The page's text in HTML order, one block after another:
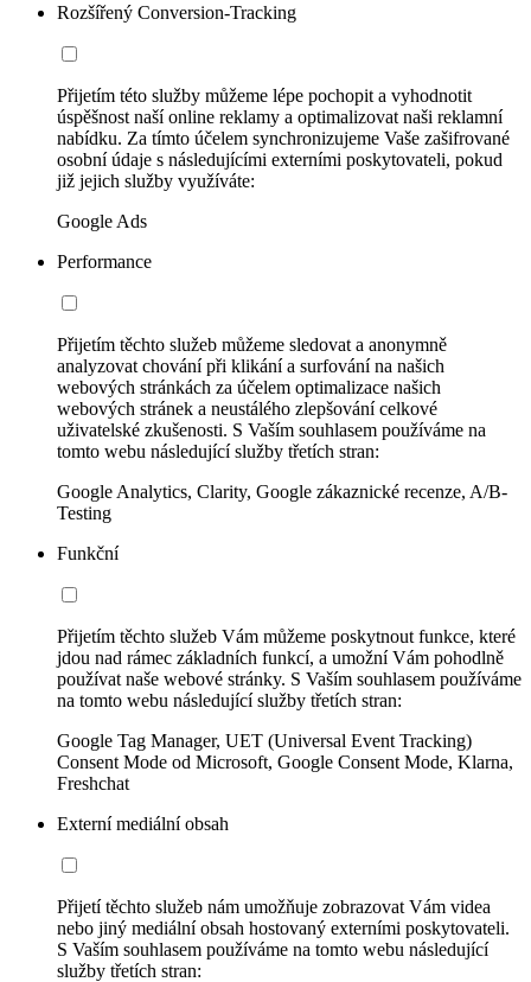
Rozšířený Conversion-Tracking
Přijetím této služby můžeme lépe pochopit a vyhodnotit
úspěšnost naší online reklamy a optimalizovat naši reklamní
nabídku. Za tímto účelem synchronizujeme Vaše zašifrované
osobní údaje s následujícími externími poskytovateli, pokud
již jejich služby využíváte:
Google Ads
Performance
Přijetím těchto služeb můžeme sledovat a anonymně
analyzovat chování při klikání a surfování na našich
webových stránkách za účelem optimalizace našich
webových stránek a neustálého zlepšování celkové
uživatelské zkušenosti. S Vaším souhlasem používáme na
tomto webu následující služby třetích stran:
Google Analytics, Clarity, Google zákaznické recenze, A/B-
Testing
Funkční
Přijetím těchto služeb Vám můžeme poskytnout funkce, které
jdou nad rámec základních funkcí, a umožní Vám pohodlně
používat naše webové stránky. S Vaším souhlasem používáme
na tomto webu následující služby třetích stran:
Google Tag Manager, UET (Universal Event Tracking)
Consent Mode od Microsoft, Google Consent Mode, Klarna,
Freshchat
Externí mediální obsah
Přijetí těchto služeb nám umožňuje zobrazovat Vám videa
nebo jiný mediální obsah hostovaný externími poskytovateli.
S Vaším souhlasem používáme na tomto webu následující
služby třetích stran: